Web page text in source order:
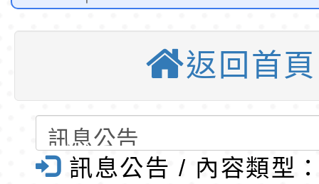
教師韌性
程」
轉農業部桃園區農業
「115年食農教育專
育專業人員資格者報
錄取公告-桃園市桃
理人員」甄選
梯特教代課教師甄選
公告(尚有缺額)
錄取公告-桃園市桃
民小學115學年度「
東門國小115學年度
民獎學金-桃
國小全球資
返回首頁
訊息公告 / 內容類型